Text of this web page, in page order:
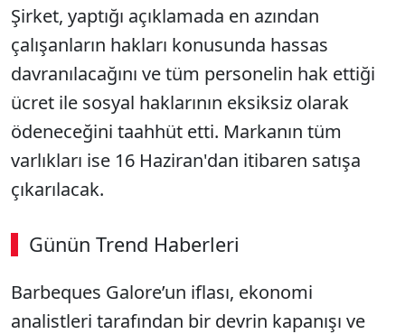
Şirket, yaptığı açıklamada en azından
çalışanların hakları konusunda hassas
davranılacağını ve tüm personelin hak ettiği
ücret ile sosyal haklarının eksiksiz olarak
ödeneceğini taahhüt etti. Markanın tüm
varlıkları ise 16 Haziran'dan itibaren satışa
çıkarılacak.
Günün Trend Haberleri
Barbeques Galore’un iflası, ekonomi
analistleri tarafından bir devrin kapanışı ve